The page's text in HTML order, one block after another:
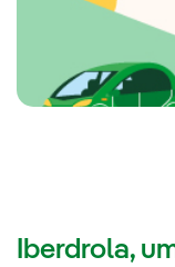
Iberdrola,